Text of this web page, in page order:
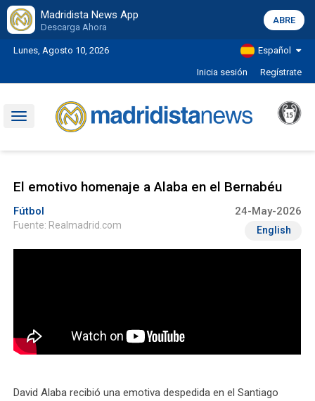
Madridista News App
Descarga Ahora
ABRE
Lunes, Agosto 10, 2026 Español
Inicia sesión Regístrate
Toggle
El emotivo homenaje a Alaba en el Bernabéu
Fútbol 24-May-2026
Fuente: Realmadrid.com English
David Alaba recibió una emotiva despedida en el Santiago